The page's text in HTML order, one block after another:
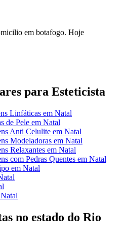
em botafogo. Hoje
para Esteticista
Linfáticas em Natal
de Pele em Natal
Anti Celulite em Natal
Modeladoras em Natal
Relaxantes em Natal
com Pedras Quentes em Natal
em Natal
no estado do Rio